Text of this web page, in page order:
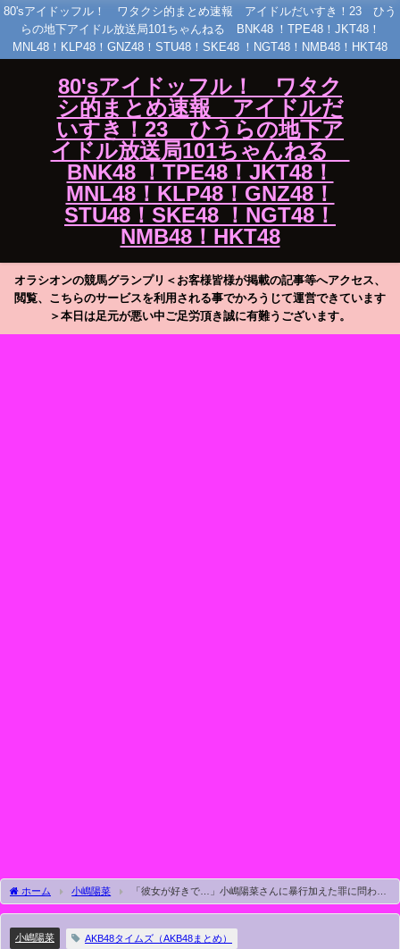
80'sアイドッフル！ ワタクシ的まとめ速報 アイドルだいすき！23 ひう
らの地下アイドル放送局101ちゃんねる BNK48 ！TPE48！JKT48！
MNL48！KLP48！GNZ48！STU48！SKE48 ！NGT48！NMB48！HKT48
80'sアイドッフル！ ワタク
シ的まとめ速報 アイドルだ
いすき！23 ひうらの地下ア
イドル放送局101ちゃんねる
BNK48 ！TPE48！JKT48！
MNL48！KLP48！GNZ48！
STU48！SKE48 ！NGT48！
NMB48！HKT48
オラシオンの競馬グランプリ＜お客様皆様が掲載の記事等へアクセス、
閲覧、こちらのサービスを利用される事でかろうじて運営できています
＞本日は足元が悪い中ご足労頂き誠に有難うございます。
ホーム 小嶋陽菜
「彼女が好きで…」小嶋陽菜さんに暴行加えた罪に問われ
る中国人留学生の男（42歳）が初公判 「彼女のためなら受け入れます」起訴内容概
小嶋陽菜
AKB48タイムズ（AKB48まとめ）